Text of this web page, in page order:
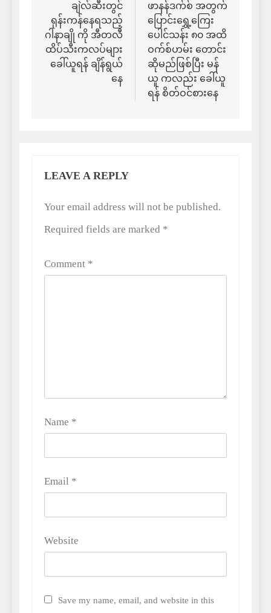
navigation
ချဲလ်ဆီးတွင်
ရုန်းကန်နေရသည့်
ဂါနာချို ကို အီတလီ
ထိပ်သီးကလပ်များ
ခေါ်ယူရန် ချိန်ရွယ်
နေ
ဖာနန်ဒက်စ် အတွက်
ပြောင်းရွှေ့ကြေး
ပေါင်သန်း ၈၀ အထိ
ဝက်စ်ဟမ်း တောင်း
ဆိုမည်ဖြစ်ပြီး မန်
ယူ ကလည်း ခေါ်ယူ
ရန် စိတ်ဝင်စားနေ
LEAVE A REPLY
Your email address will not be published.
Required fields are marked *
Comment *
Name *
Email *
Website
Save my name, email, and website in this
Alternative: